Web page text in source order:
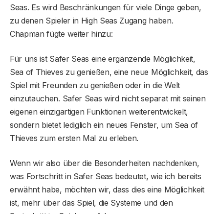
Seas. Es wird Beschränkungen für viele Dinge geben,
zu denen Spieler in High Seas Zugang haben.
Chapman fügte weiter hinzu:
Für uns ist Safer Seas eine ergänzende Möglichkeit,
Sea of ​​Thieves zu genießen, eine neue Möglichkeit, das
Spiel mit Freunden zu genießen oder in die Welt
einzutauchen. Safer Seas wird nicht separat mit seinen
eigenen einzigartigen Funktionen weiterentwickelt,
sondern bietet lediglich ein neues Fenster, um Sea of ​​
Thieves zum ersten Mal zu erleben.
Wenn wir also über die Besonderheiten nachdenken,
was Fortschritt in Safer Seas bedeutet, wie ich bereits
erwähnt habe, möchten wir, dass dies eine Möglichkeit
ist, mehr über das Spiel, die Systeme und den